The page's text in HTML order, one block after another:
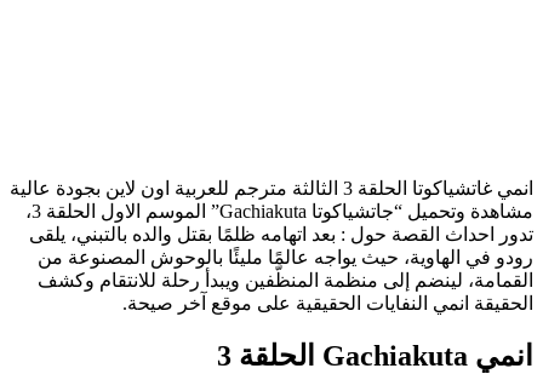
انمي غاتشياكوتا الحلقة 3 الثالثة مترجم للعربية اون لاين بجودة عالية
مشاهدة وتحميل “جاتشياكوتا Gachiakuta” الموسم الاول الحلقة 3،
تدور احداث القصة حول : بعد اتهامه ظلمًا بقتل والده بالتبني، يلقى
رودو في الهاوية، حيث يواجه عالمًا مليئًا بالوحوش المصنوعة من
القمامة، لينضم إلى منظمة المنظّفين ويبدأ رحلة للانتقام وكشف
الحقيقة انمي النفايات الحقيقية على موقع آخر صيحة.
انمي Gachiakuta الحلقة 3